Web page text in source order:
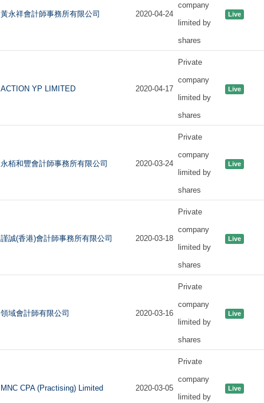
黃永祥會計師事務所有限公司 2020-04-24
company
limited by
shares
Live
ACTION YP LIMITED 2020-04-17
Private
company
limited by
shares
Live
永栢和豐會計師事務所有限公司 2020-03-24
Private
company
limited by
shares
Live
謹誠(香港)會計師事務所有限公司 2020-03-18
Private
company
limited by
shares
Live
領域會計師有限公司 2020-03-16
Private
company
limited by
shares
Live
MNC CPA (Practising) Limited 2020-03-05
Private
company
limited by
Live